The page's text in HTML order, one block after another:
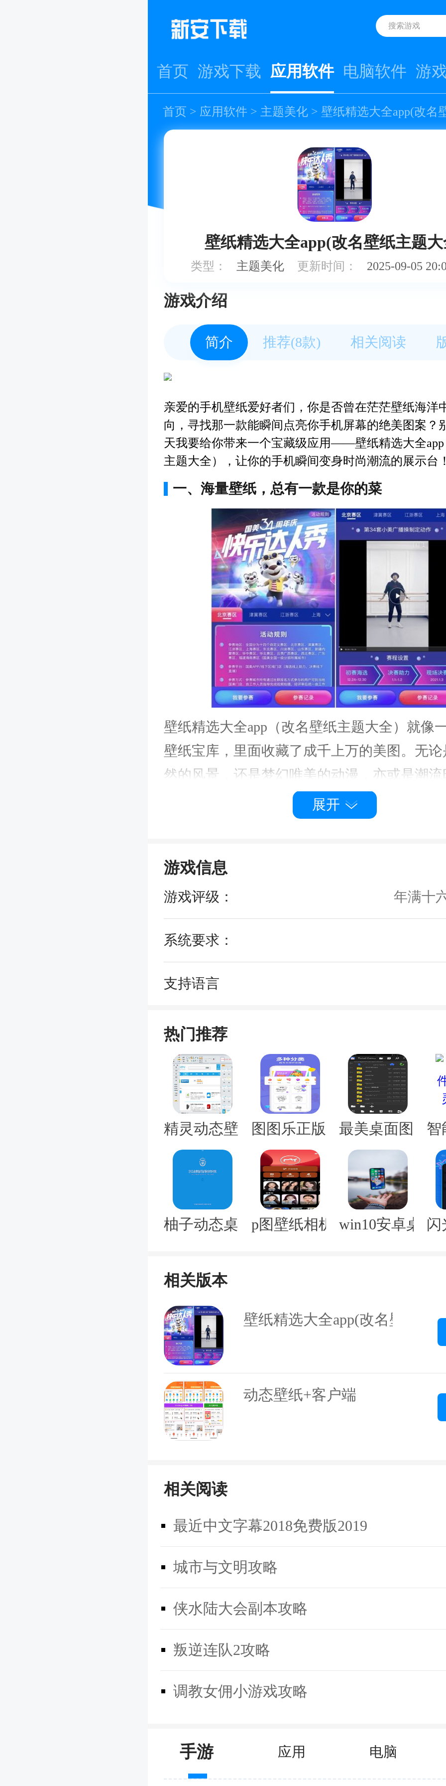
首页 游戏下载 应用软件 电脑软件 游
首页 > 应用软件 > 主题美化 > 壁纸精选大全app(改名壁纸
壁纸精选大全app(改名壁纸主题
类型： 主题美化 更新时间： 2025-09-05
游戏介绍
简介 推荐(8款) 相关阅读
亲爱的手机壁纸爱好者们，你是否曾在茫茫壁纸海洋
向，寻找那一款能瞬间点亮你手机屏幕的绝美图案？
天我要给你带来一个宝藏级应用——壁纸精选大全
主题大全），让你的手机瞬间变身时尚潮流的展示台
一、海量壁纸，总有一款是你的菜
壁纸精选大全app（改名壁纸主题大全）就像
壁纸宝库，里面收藏了成千上万的美图。无
然的风景，还是梦幻唯美的动漫，亦或是潮
市风光，这里都能找到。而且，这些壁纸都
挑选，保证每一张都足够惊艳。
可以根据自己的喜好，选择风景、动漫、人
美食等不同主题的壁纸。而且，每个分类下
的，让你轻松锁定目标。
三、个性化推荐，满足你的独特品味
功能，它会根据你的浏览记录和喜好，为你
纸了，app会帮你一站式解决！
四、实时更新，紧跟潮流趋势
大全app（改名壁纸主题大全）会实时更新最
展开
游戏信息
游戏评级： 年满十
系统要求：
支持语言
热门推荐
精灵动态壁纸软件(小精灵壁纸)
图图乐正版 最美桌面图标智
柚子动态桌面appp图壁纸相机软件(改名p图秀
win10安卓桌面闪
相关版本
壁纸精选大全app(改名壁纸主
动态壁纸+客户端
相关阅读
最近中文字幕2018免费版2019
城市与文明攻略
侠水陆大会副本攻略
叛逆连队2攻略
调教女佣小游戏攻略
手游 应用 电脑